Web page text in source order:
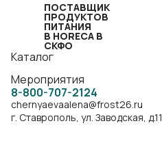
ПОСТАВЩИК
ПРОДУКТОВ
ПИТАНИЯ
В HORECA В
СКФО
Каталог
Мероприятия
8-800-707-2124
chernyaevaalena@frost26.ru
г. Ставрополь, ул. Заводская, д.11